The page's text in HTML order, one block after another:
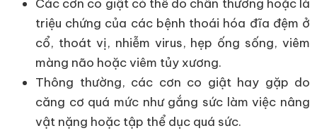
Các cơn co giật có thể do chấn thương hoặc là
triệu chứng của các bệnh thoái hóa đĩa đệm ở
cổ, thoát vị, nhiễm virus, hẹp ống sống, viêm
màng não hoặc viêm tủy xương.
Thông thường, các cơn co giật hay gặp do
căng cơ quá mức như gắng sức làm việc nâng
vật nặng hoặc tập thể dục quá sức.